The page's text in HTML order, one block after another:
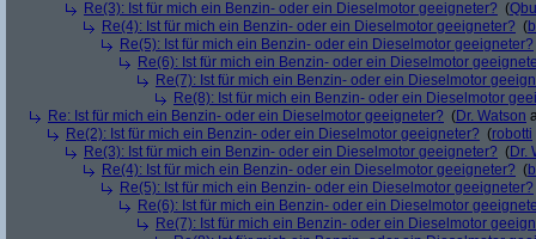
Re(3): Ist für mich ein Benzin- oder ein Dieselmotor geeigneter? (
Re(4): Ist für mich ein Benzin- oder ein Dieselmotor geeigneter? (
Re(5): Ist für mich ein Benzin- oder ein Dieselmotor geeigneter?
Re(6): Ist für mich ein Benzin- oder ein Dieselmotor
Re(7): Ist für mich ein Benzin- oder ein Dieselmotor
Re(8): Ist für mich ein Benzin- oder ein Dieselmotor
Re: Ist für mich ein Benzin- oder ein Dieselmotor geeigneter? (Dr. Watson
Re(2): Ist für mich ein Benzin- oder ein Dieselmotor geeigneter? (robotti
Re(3): Ist für mich ein Benzin- oder ein Dieselmotor geeigneter? (Dr.
Re(4): Ist für mich ein Benzin- oder ein Dieselmotor geeigneter? (
Re(5): Ist für mich ein Benzin- oder ein Dieselmotor geeigneter?
Re(6): Ist für mich ein Benzin- oder ein Dieselmotor
Re(7): Ist für mich ein Benzin- oder ein Dieselmotor